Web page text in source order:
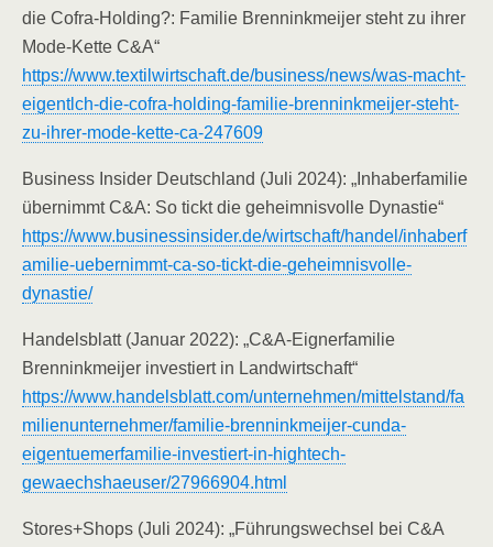
die Cofra-Holding?: Familie Brenninkmeijer steht zu ihrer
Mode-Kette C&A“
https://www.textilwirtschaft.de/business/news/was-macht-
eigentlch-die-cofra-holding-familie-brenninkmeijer-steht-
zu-ihrer-mode-kette-ca-247609
Business Insider Deutschland (Juli 2024): „Inhaberfamilie
übernimmt C&A: So tickt die geheimnisvolle Dynastie“
https://www.businessinsider.de/wirtschaft/handel/inhaberf
amilie-uebernimmt-ca-so-tickt-die-geheimnisvolle-
dynastie/
Handelsblatt (Januar 2022): „C&A-Eignerfamilie
Brenninkmeijer investiert in Landwirtschaft“
https://www.handelsblatt.com/unternehmen/mittelstand/fa
milienunternehmer/familie-brenninkmeijer-cunda-
eigentuemerfamilie-investiert-in-hightech-
gewaechshaeuser/27966904.html
Stores+Shops (Juli 2024): „Führungswechsel bei C&A